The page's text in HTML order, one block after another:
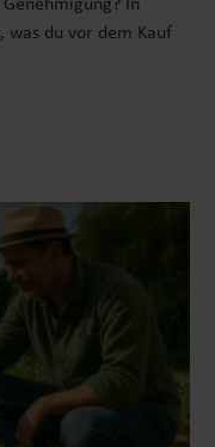
In
was du vor dem Kauf